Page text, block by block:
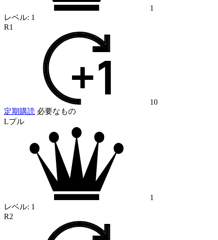
1
レベル: 1
R1
10
定期購読 必要なもの
Lプル
1
レベル: 1
R2